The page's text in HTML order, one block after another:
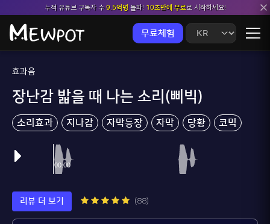
누적 유튜브 구독자 수9.5억명돌파! 10초만에 무료로 시작하세요!
무료체험
효과음
장난감 밟을 때 나는 소리(삐빅)
소리효과 지나감 자막등장 자막 당황 코믹
리뷰 더 보기 (88)